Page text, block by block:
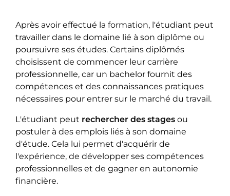
Après avoir effectué la formation, l'étudiant peut
travailler dans le domaine lié à son diplôme ou
poursuivre ses études. Certains diplômés
choisissent de commencer leur carrière
professionnelle, car un bachelor fournit des
compétences et des connaissances pratiques
nécessaires pour entrer sur le marché du travail.
L'étudiant peut rechercher des stages ou
postuler à des emplois liés à son domaine
d'étude. Cela lui permet d'acquérir de
l'expérience, de développer ses compétences
professionnelles et de gagner en autonomie
financière.